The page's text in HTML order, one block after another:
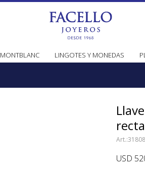
MONTBLANC LINGOTES Y MONEDAS
31808
USD